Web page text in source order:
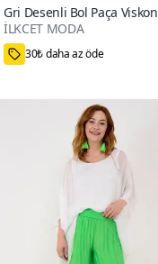
Gri Desenli Bol Paça Viskon
Pantolon
İLKCET MODA
100+
30₺ daha az öde